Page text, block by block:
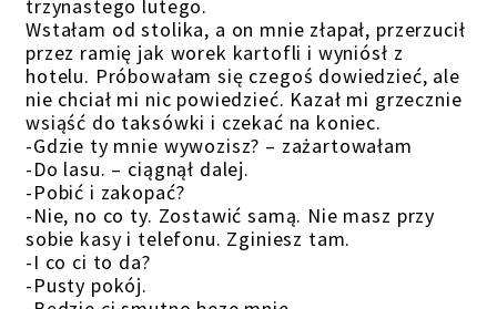
trzynastego lutego.
Wstałam od stolika, a on mnie złapał, przerzucił
przez ramię jak worek kartofli i wyniósł z
hotelu. Próbowałam się czegoś dowiedzieć, ale
nie chciał mi nic powiedzieć. Kazał mi grzecznie
wsiąść do taksówki i czekać na koniec.
-Gdzie ty mnie wywozisz? – zażartowałam
-Do lasu. – ciągnął dalej.
-Pobić i zakopać?
-Nie, no co ty. Zostawić samą. Nie masz przy
sobie kasy i telefonu. Zginiesz tam.
-I co ci to da?
-Pusty pokój.